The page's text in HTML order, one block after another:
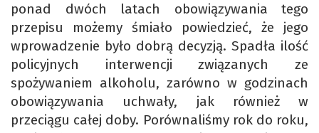
ponad dwóch latach obowiązywania tego
przepisu możemy śmiało powiedzieć, że jego
wprowadzenie było dobrą decyzją. Spadła ilość
policyjnych interwencji związanych ze
spożywaniem alkoholu, zarówno w godzinach
obowiązywania uchwały, jak również w
przeciągu całej doby. Porównaliśmy rok do roku,